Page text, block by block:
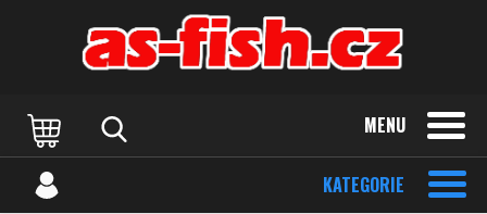
MENU
KATEGORIE